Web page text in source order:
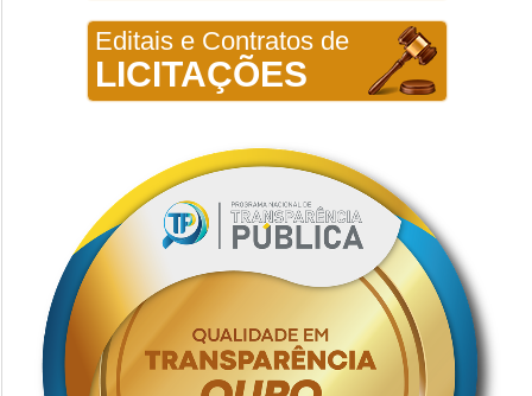
Editais e Contratos de
LICITAÇÕES